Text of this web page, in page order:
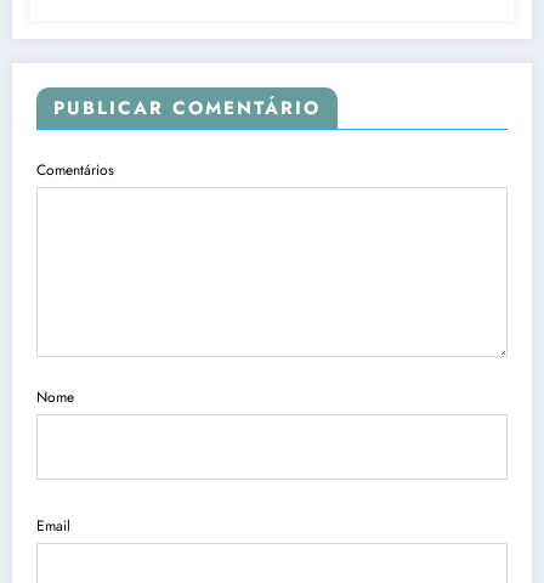
PUBLICAR COMENTÁRIO
Comentários
Nome
Email